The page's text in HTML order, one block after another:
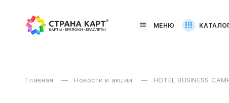
МЕНЮ
Главная Новости и акции HOTEL BUSINESS